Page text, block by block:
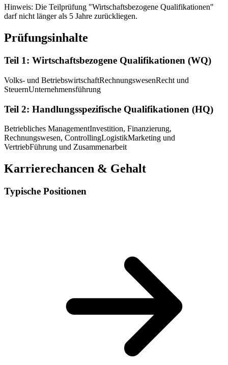
Hinweis: Die Teilprüfung "Wirtschaftsbezogene Qualifikationen"
darf nicht länger als 5 Jahre zurückliegen.
Prüfungsinhalte
Teil 1: Wirtschaftsbezogene Qualifikationen (WQ)
Volks- und BetriebswirtschaftRechnungswesenRecht und
SteuernUnternehmensführung
Teil 2: Handlungsspezifische Qualifikationen (HQ)
Betriebliches ManagementInvestition, Finanzierung,
Rechnungswesen, ControllingLogistikMarketing und
VertriebFührung und Zusammenarbeit
Karrierechancen & Gehalt
Typische Positionen